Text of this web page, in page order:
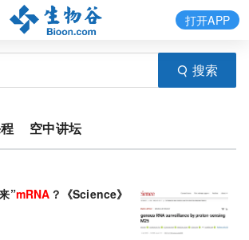
搜索
打开APP
空中讲坛
”mRNA ？《Science》揭示mRNA疫苗作用机